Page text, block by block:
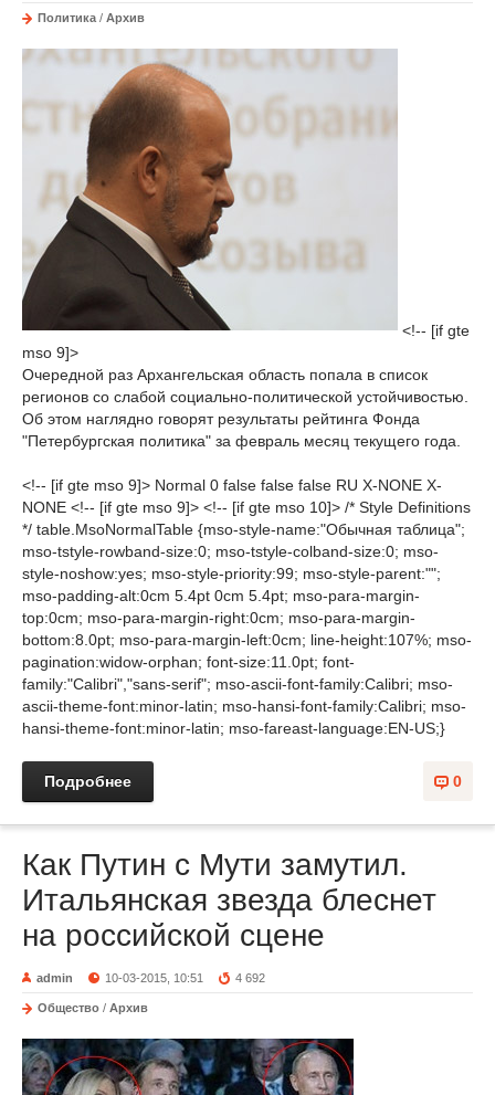
Политика / Архив
<!-- [if gte
mso 9]>
Очередной раз Архангельская область попала в список
регионов со слабой социально-политической устойчивостью.
Об этом наглядно говорят результаты рейтинга Фонда
"Петербургская политика" за февраль месяц текущего года.
<!-- [if gte mso 9]> Normal 0 false false false RU X-NONE X-
NONE <!-- [if gte mso 9]> <!-- [if gte mso 10]> /* Style Definitions
*/ table.MsoNormalTable {mso-style-name:"Обычная таблица";
mso-tstyle-rowband-size:0; mso-tstyle-colband-size:0; mso-
style-noshow:yes; mso-style-priority:99; mso-style-parent:"";
mso-padding-alt:0cm 5.4pt 0cm 5.4pt; mso-para-margin-
top:0cm; mso-para-margin-right:0cm; mso-para-margin-
bottom:8.0pt; mso-para-margin-left:0cm; line-height:107%; mso-
pagination:widow-orphan; font-size:11.0pt; font-
family:"Calibri","sans-serif"; mso-ascii-font-family:Calibri; mso-
ascii-theme-font:minor-latin; mso-hansi-font-family:Calibri; mso-
hansi-theme-font:minor-latin; mso-fareast-language:EN-US;}
0
Подробнее
Как Путин с Мути замутил.
Итальянская звезда блеснет
на российской сцене
admin 10-03-2015, 10:51 4 692
Общество / Архив